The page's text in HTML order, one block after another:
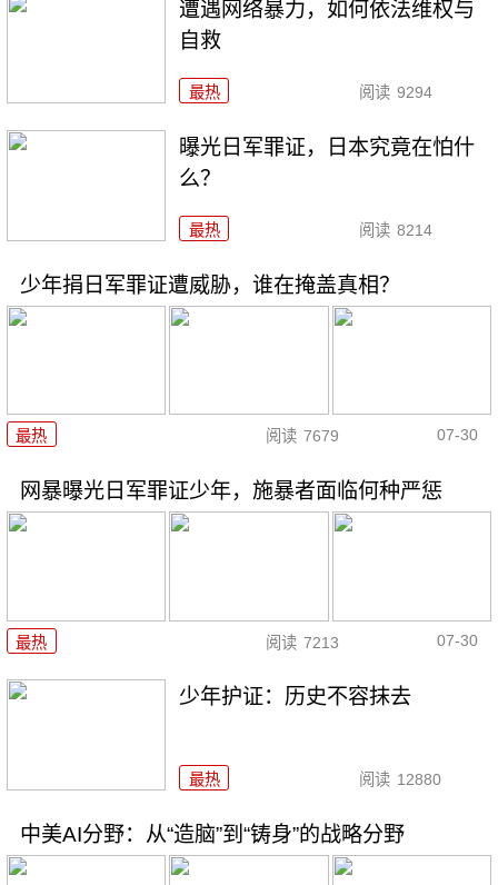
遭遇网络暴力，如何依法维权与
自救
最热 阅读 9294
曝光日军罪证，日本究竟在怕什
么？
最热 阅读 8214
少年捐日军罪证遭威胁，谁在掩盖真相？
最热 阅读 7679 07-30
网暴曝光日军罪证少年，施暴者面临何种严惩
最热 阅读 7213 07-30
少年护证：历史不容抹去
最热 阅读 12880
中美AI分野：从“造脑”到“铸身”的战略分野